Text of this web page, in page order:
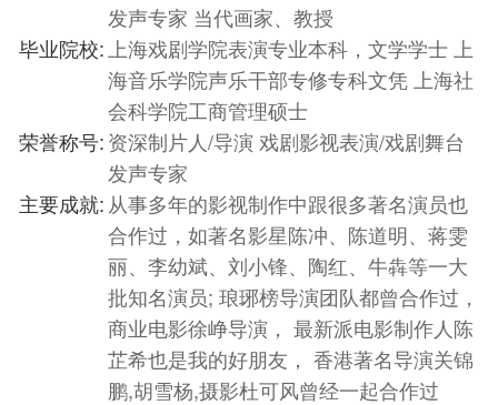
发声专家 当代画家、教授
毕业院校: 上海戏剧学院表演专业本科，文学学士 上
海音乐学院声乐干部专修专科文凭 上海社
会科学院工商管理硕士
荣誉称号:资深制片人/导演 戏剧影视表演/戏剧舞台
发声专家
主要成就: 从事多年的影视制作中跟很多著名演员也
合作过，如著名影星陈冲、陈道明、蒋雯
丽、李幼斌、刘小锋、陶红、牛犇等一大
批知名演员; 琅琊榜导演团队都曾合作过，
商业电影徐峥导演， 最新派电影制作人陈
芷希也是我的好朋友， 香港著名导演关锦
鹏,胡雪杨,摄影杜可风曾经一起合作过